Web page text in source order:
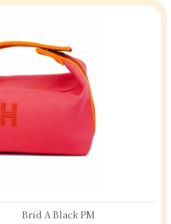
Brid A Black PM